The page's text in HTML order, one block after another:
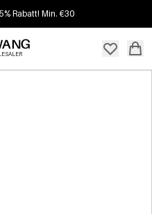
Rabatt! Min. €30